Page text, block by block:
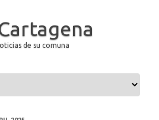
de su comuna